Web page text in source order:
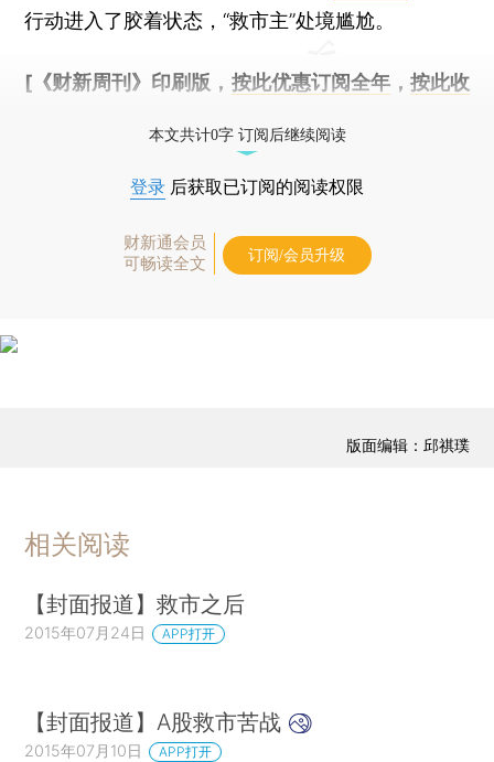
行动进入了胶着状态，“救市主”处境尴尬。
[《财新周刊》印刷版， 按此优惠订阅全年， 按此收
本文共计0字 订阅后继续阅读
登录 后获取已订阅的阅读权限
财新通会员
可畅读全文
订阅/会员升级
版面编辑：邱祺璞
相关阅读
【封面报道】救市之后
2015年07月24日 APP打开
【封面报道】A股救市苦战
2015年07月10日 APP打开